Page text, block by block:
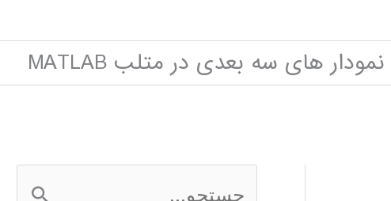
نمودار های سه بعدی در متلب MATLAB